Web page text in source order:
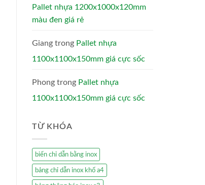
Pallet nhựa 1200x1000x120mm
màu đen giá rẻ
Giang trong Pallet nhựa
1100x1100x150mm giá cực sốc
Phong trong Pallet nhựa
1100x1100x150mm giá cực sốc
TỪ KHÓA
biển chỉ dẫn bằng inox
bảng chỉ dẫn inox khổ a4